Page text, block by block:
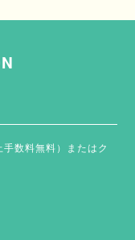
数料無料）またはク